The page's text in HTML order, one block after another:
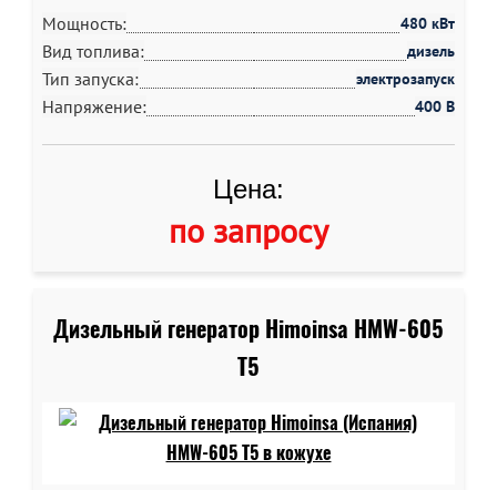
Мощность:
480 кВт
Вид топлива: дизель
Тип запуска: электрозапуск
Напряжение: 400 В
Цена:
по запросу
Дизельный генератор Himoinsa HMW-605
T5